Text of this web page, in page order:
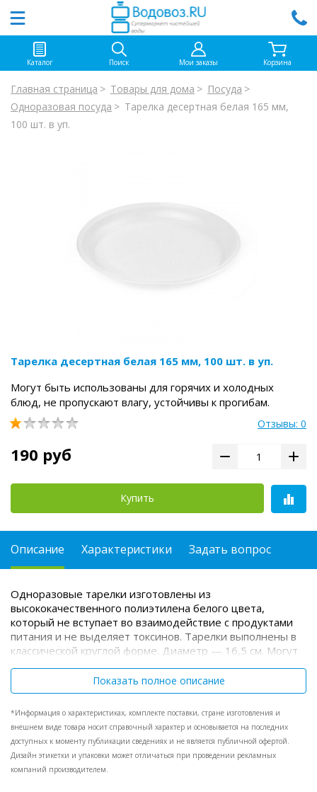
Каталог Поиск Мои заказы Корзина
Главная страница Товары для дома
Посуда
Одноразовая посуда
Тарелка десертная белая 165 мм,
100 шт. в уп.
Тарелка десертная белая 165 мм, 100 шт. в уп.
Могут быть использованы для горячих и холодных
блюд, не пропускают влагу, устойчивы к прогибам.
Отзывы: 0
190 руб
Купить
Описание Характеристики Задать вопрос
Одноразовые тарелки изготовлены из
высококачественного полиэтилена белого цвета,
который не вступает во взаимодействие с продуктами
питания и не выделяет токсинов. Тарелки выполнены в
классической круглой форме. Диаметр — 16,5 см. Могут
быть использованы для горячих и холодных блюд, не
пропускают влагу, устойчивы к прогибам. В упаковке 100
тарелок, готовых к применению без предварительного
промывания водой. Максимальная температура
используемых пищевых продуктов — 70 градусов
Цельсия.
Показать полное описание
*Информация о характеристиках, комплекте поставки, стране изготовления и
внешнем виде товара носит справочный характер и основывается на последних
доступных к моменту публикации сведениях и не является публичной офертой.
Дизайн этикетки и упаковки может отличаться при проведении рекламных
компаний производителем.